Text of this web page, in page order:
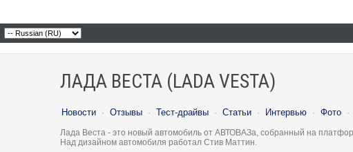
ЛАДА ВЕСТА (LADA VESTA)
Новости · Отзывы · Тест-драйвы · Статьи · Интервью · Фото ·
Лада Веста - это новый автомобиль от АВТОВАЗа, собранный на
Над дизайном автомобиля работал Стив Маттин.